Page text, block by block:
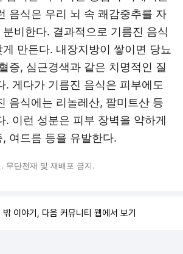
음식은 우리 뇌 속 쾌감중추를 자
비한다. 결과적으로 기름진 음식
만든다. 내장지방이 쌓이면 당뇨
증, 심근경색과 같은 치명적인 질
. 게다가 기름진 음식은 피부에도
음식에는 리놀레산, 팔미트산 등
. 이런 성분은 피부 장벽을 약하게
여드름 등을 유발한다.
단전재 및 재배포 금지.
밖 이야기, 다음 커뮤니티 웹에서 보기